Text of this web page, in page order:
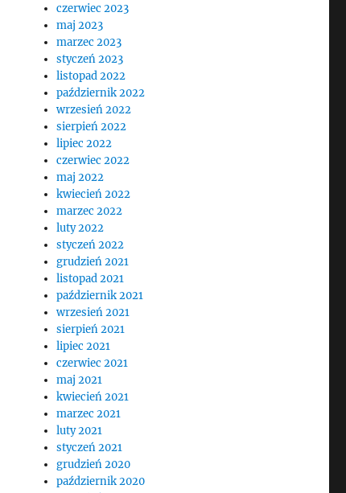
czerwiec 2023
maj 2023
marzec 2023
styczeń 2023
listopad 2022
październik 2022
wrzesień 2022
sierpień 2022
lipiec 2022
czerwiec 2022
maj 2022
kwiecień 2022
marzec 2022
luty 2022
styczeń 2022
grudzień 2021
listopad 2021
październik 2021
wrzesień 2021
sierpień 2021
lipiec 2021
czerwiec 2021
maj 2021
kwiecień 2021
marzec 2021
luty 2021
styczeń 2021
grudzień 2020
październik 2020